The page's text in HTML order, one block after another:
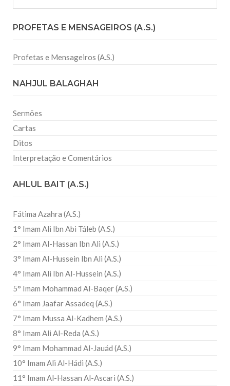
PROFETAS E MENSAGEIROS (A.S.)
Profetas e Mensageiros (A.S.)
NAHJUL BALAGHAH
Sermões
Cartas
Ditos
Interpretação e Comentários
AHLUL BAIT (A.S.)
Fátima Azahra (A.S.)
1° Imam Ali Ibn Abi Táleb (A.S.)
2° Imam Al-Hassan Ibn Ali (A.S.)
3° Imam Al-Hussein Ibn Ali (A.S.)
4° Imam Ali Ibn Al-Hussein (A.S.)
5° Imam Mohammad Al-Baqer (A.S.)
6° Imam Jaafar Assadeq (A.S.)
7° Imam Mussa Al-Kadhem (A.S.)
8° Imam Ali Al-Reda (A.S.)
9° Imam Mohammad Al-Jauád (A.S.)
10° Imam Ali Al-Hádi (A.S.)
11° Imam Al-Hassan Al-Ascari (A.S.)